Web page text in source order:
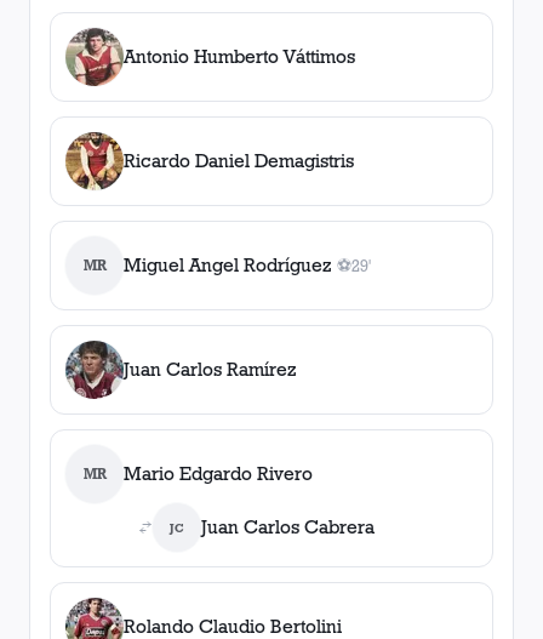
Antonio Humberto Váttimos
Ricardo Daniel Demagistris
MR Miguel Angel Rodríguez ⚽
1gol
29'
Juan Carlos Ramírez
MR Mario Edgardo Rivero
JC Juan Carlos Cabrera
Rolando Claudio Bertolini